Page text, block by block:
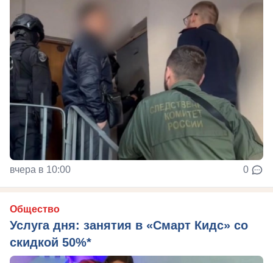
вчера в 10:00 0
Общество
Услуга дня: занятия в «Смарт Кидс» со
скидкой 50%*